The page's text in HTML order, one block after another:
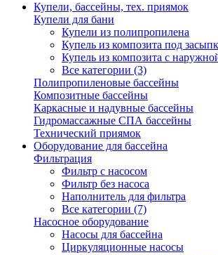
Купели, бассейны, тех. приямок
Купели для бани
Купели из полипропилена
Купель из композита под
Купель из композита с
Все категории (3)
Полипропиленовые бассейны
Композитные бассейны
Каркасные и надувные бассейны
Гидромассажные СПА бассейны
Технический приямок
Оборудование для бассейна
Фильтрация
Фильтр с насосом
Фильтр без насоса
Наполнитель для фильтра
Все категории (7)
Насосное оборудование
Насосы для бассейна
Циркуляционные насосы